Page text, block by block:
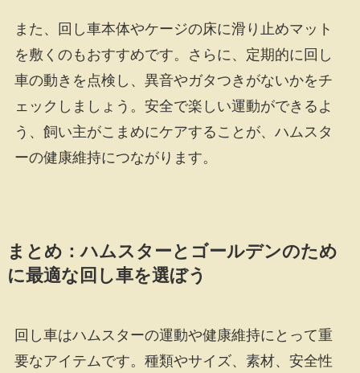
また、回し車本体やケージの床に滑り止めマット
を敷くのもおすすめです。さらに、定期的に回し
車の動きを点検し、異音やガタつきがないかをチ
ェックしましょう。安全で楽しい運動ができるよ
う、飼い主がこまめにケアすることが、ハムスタ
ーの健康維持につながります。
まとめ：ハムスターとゴールデンのため
に最適な回し車を選ぼう
回し車はハムスターの運動や健康維持にとって重
要なアイテムです。種類やサイズ、素材、安全性